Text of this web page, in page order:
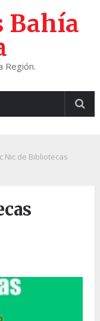
Bahía
Región.
Nic de Bibliotecas